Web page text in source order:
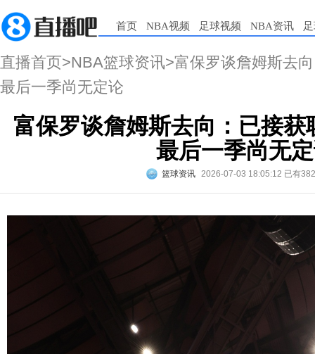
首页 NBA视频 足球视频 NBA资讯
直播首页>NBA篮球资讯>富保罗谈詹姆斯去
最后一季尚无定论
富保罗谈詹姆斯去向：已接
最后一季尚无
篮球资讯 2026-07-03 18:05:12 已有